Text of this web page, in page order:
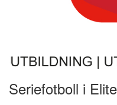
Seriefotboll i